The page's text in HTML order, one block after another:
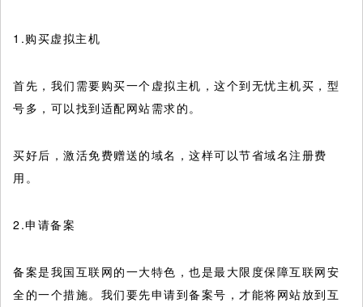
1.购买虚拟主机
首先，我们需要购买一个虚拟主机，这个到无忧主机买，型
号多，可以找到适配网站需求的。
买好后，激活免费赠送的域名，这样可以节省域名注册费
用。
2.申请备案
备案是我国互联网的一大特色，也是最大限度保障互联网安
全的一个措施。我们要先申请到备案号，才能将网站放到互